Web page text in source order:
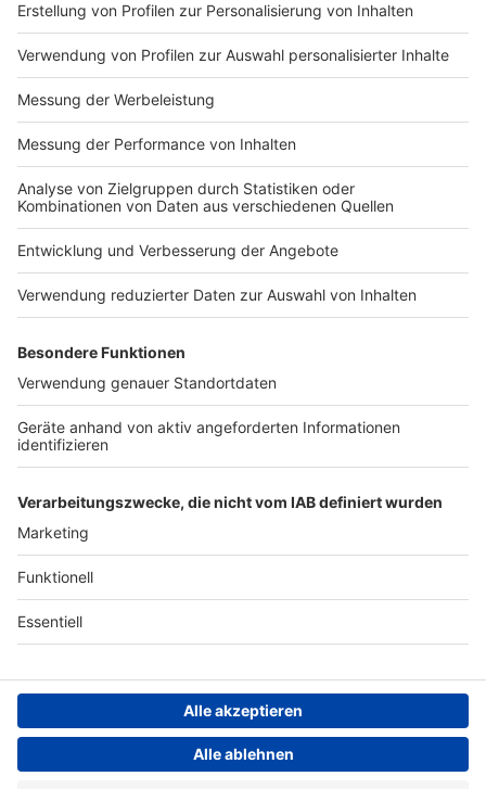
Impressum
Nutzungsbedingungen
Jobs
Presse
Werben
Archiv
ANTENNE BAYERN GROUP
Stiftung ANTENNE BAYERN
hilft
Teilnahmebedingungen
Grounding Page ANTENNE
BAYERN
Kontakt
Studio-Hotline
Verkehrs-Hotline
Datenschutz­erklärung
einstellungen
Persönliche Datenkontrolle
Newsletter